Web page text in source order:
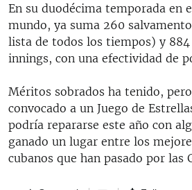
En su duodécima temporada en
mundo, ya suma 260
lista de todos los tiempos) y 884
innings, con una efectividad de
Méritos sobrados ha tenido,
convocado a un Juego de
podría repararse este año con
ganado un lugar entre los
cubanos que han pasado por las